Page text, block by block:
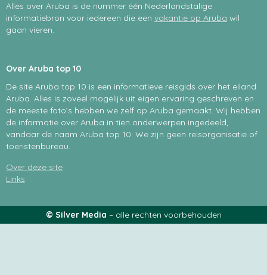
Hooiberg
Alles over Aruba is de nummer één Nederlandstalige
informatiebron voor iedereen die een vakantie op Aruba wil
gaan vieren.
Over Aruba top 10
De site Aruba top 10 is een informatieve reisgids over het eiland
Aruba. Alles is zoveel mogelijk uit eigen ervaring geschreven en
de meeste foto’s hebben we zelf op Aruba gemaakt. Wij hebben
de informatie over Aruba in tien onderwerpen ingedeeld,
vandaar de naam Aruba top 10. We zijn geen reisorganisatie of
toeristenbureau.
Over deze site
Links
© Silver Media – alle rechten voorbehouden